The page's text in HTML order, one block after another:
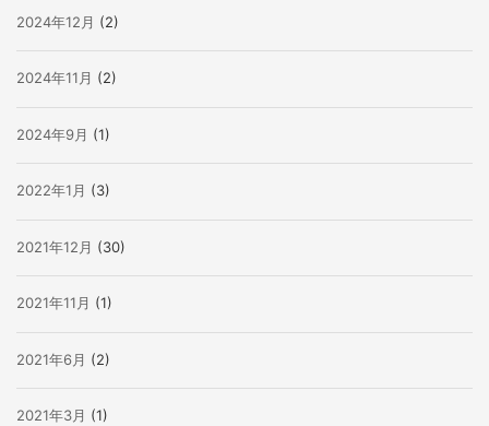
2024年12月 (2)
2024年11月 (2)
2024年9月 (1)
2022年1月 (3)
2021年12月 (30)
2021年11月 (1)
2021年6月 (2)
2021年3月 (1)